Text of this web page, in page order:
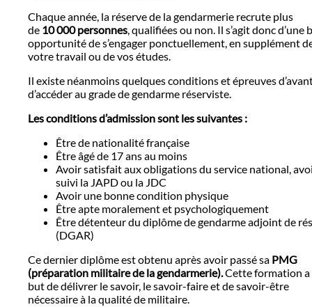
Chaque année, la réserve de la gendarmerie recrute plus
de 10 000 personnes, qualifiées ou non. Il s’agit donc d’une
opportunité de s’engager ponctuellement, en supplément
votre travail ou de vos études.
Il existe néanmoins quelques conditions et épreuves
d’accéder au grade de gendarme réserviste.
Les conditions d’admission sont les suivantes :
Être de nationalité française
Être âgé de 17 ans au moins
Avoir satisfait aux obligations du service national,
suivi la JAPD ou la JDC
Avoir une bonne condition physique
Être apte moralement et psychologiquement
Être détenteur du diplôme de gendarme adjoint de
(DGAR)
Ce dernier diplôme est obtenu après avoir passé sa PMG
(préparation militaire de la gendarmerie).Cette formation a
but de délivrer le savoir, le savoir-faire et de savoir-être
nécessaire à la qualité de militaire.